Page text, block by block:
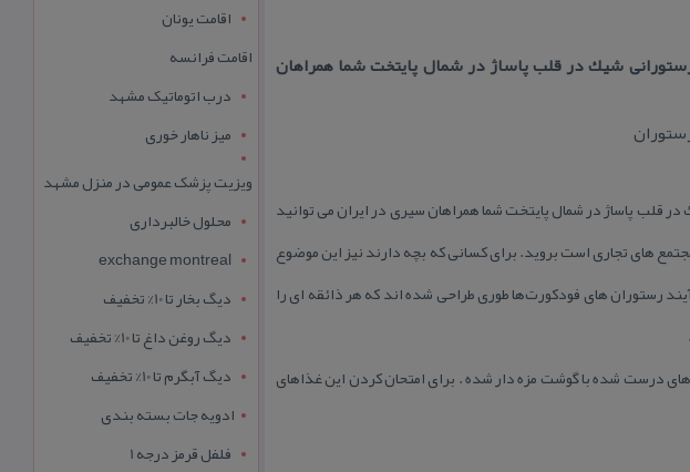
شیك در قلب پاساژ در شمال پایتخت شما همراهان
قلب پاساژ در شمال پایتخت شما همراهان سیری در ایران می توانید
های تجاری است بروید. برای كسانی كه بچه دارند نیز این موضوع
رستوران های فودكورت‌ها طوری طراحی شده اند كه هر ذائقه ای را
درست شده با گوشت مزه دار شده . برای امتحان كردن این غذاهای
اقامت یونان
اقامت فرانسه
درب اتوماتیک مشهد
میز ناهار خوری
ویزیت پزشک عمومی در منزل مشهد
محلول خالبرداری
exchange montreal
دیگ بخار تا 10% تخفیف
دیگ روغن داغ تا 10% تخفیف
دیگ آبگرم تا 10% تخفیف
ادویه جات بسته بندی
فلفل قرمز درجه 1